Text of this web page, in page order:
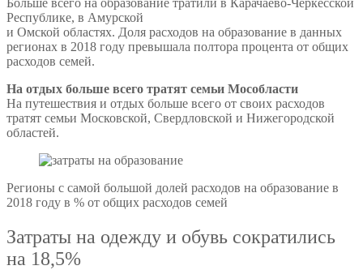
Больше всего на образование тратили в Карачаево-Черкесской
Республике, в Амурской
и Омской областях. Доля расходов на образование в данных
регионах в 2018 году превышала полтора процента от общих
расходов семей.
На отдых больше всего тратят семьи Мособласти
На путешествия и отдых больше всего от своих расходов
тратят семьи Московской, Свердловской и Нижегородской
областей.
Регионы с самой большой долей расходов на образование в
2018 году в % от общих расходов семей
Затраты на одежду и обувь сократились
на 18,5%